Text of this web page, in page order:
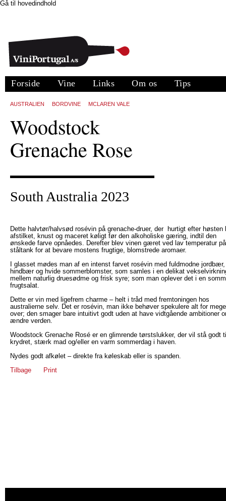
Gå til hovedindhold
Forside Vine Links Om os Tips
AUSTRALIEN BORDVINE MCLAREN VALE
Woodstock
Grenache Rose
South Australia 2023
Dette halvtør/halvsød rosévin på grenache-druer, der hurtigt efter høsten
afstilket, knust og maceret køligt før den alkoholiske gæring, indtil den
ønskede farve opnåedes. Derefter blev vinen gæret ved lav temperatur på
ståltank for at bevare mostens frugtige, blomstrede aromaer.
I glasset mødes man af en intenst farvet rosévin med fuldmodne jordbær,
hindbær og hvide sommerblomster, som samles i en delikat
mellem naturlig druesødme og frisk syre; som man oplever det i en
frugtsalat.
Dette er vin med ligefrem charme – helt i tråd med fremtoningen hos
australierne selv. Det er rosévin, man ikke behøver spekulere alt for
over; den smager bare intuitivt godt uden at have vidtgående ambitioner
ændre verden.
Woodstock Grenache Rosé er en glimrende tørstslukker, der vil stå godt
krydret, stærk mad og/eller en varm sommerdag i haven.
Nydes godt afkølet – direkte fra køleskab eller is spanden.
Tilbage
Print